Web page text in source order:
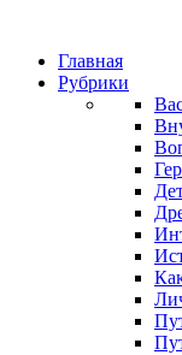
Главная
Рубрики